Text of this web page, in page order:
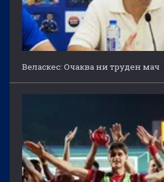
Веласкес: Очаква ни труден мач